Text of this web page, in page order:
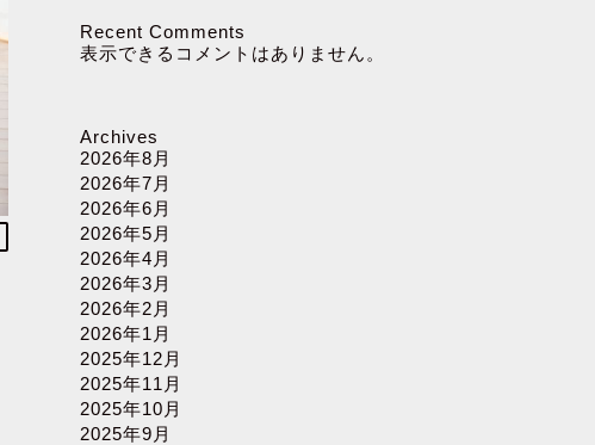
Recent Comments
表示できるコメントはありません。
Archives
2026年8月
2026年7月
2026年6月
2026年5月
2026年4月
2026年3月
2026年2月
2026年1月
2025年12月
2025年11月
2025年10月
2025年9月